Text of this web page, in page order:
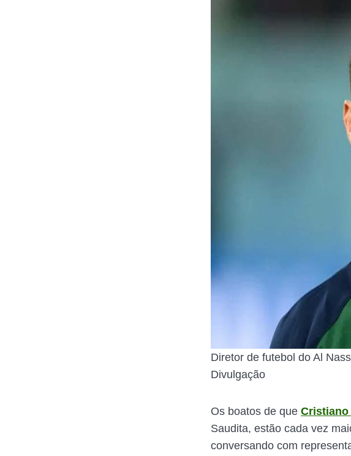
Diretor de futebol do Al
Divulgação
Os boatos de que Cristiano
Saudita, estão cada vez
conversando com